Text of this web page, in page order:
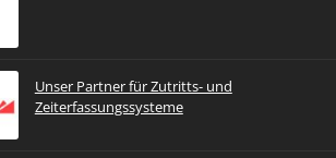
Unser Partner für Zutritts- und
Zeiterfassungssysteme